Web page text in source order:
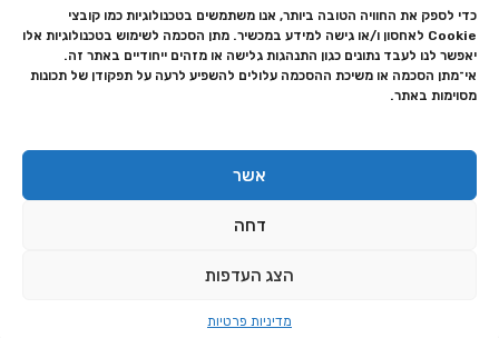
כדי לספק את החוויה הטובה ביותר, אנו משתמשים בטכנולוגיות כמו קובצי
Cookie לאחסון ו/או גישה למידע במכשיר. מתן הסכמה לשימוש בטכנולוגיות אלו
יאפשר לנו לעבד נתונים כגון התנהגות גלישה או מזהים ייחודיים באתר זה.
אי־מתן הסכמה או משיכת ההסכמה עלולים להשפיע לרעה על תפקודן של תכונות
מסוימות באתר.
אשר
דחה
הצג העדפות
מדיניות פרטיות
מותגים
מעבדת תיקונים
מדיניות פרטיות
מדיניות החזרות והחזרים
פתרונות למגזר הרפואי